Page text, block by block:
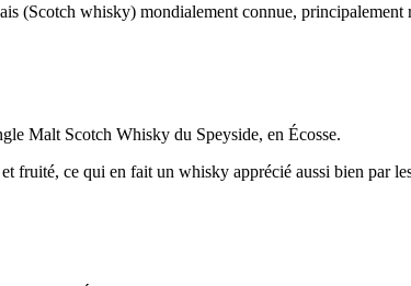
(Scotch whisky) mondialement connue,
Malt Scotch Whisky du Speyside, en Écosse.
fruité, ce qui en fait un whisky apprécié aussi bien par